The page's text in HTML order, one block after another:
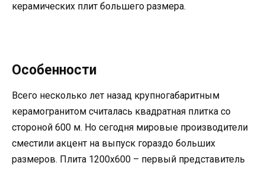
керамических плит большего размера.
Особенности
Всего несколько лет назад крупногабаритным
керамогранитом считалась квадратная плитка со
стороной 600 м. Но сегодня мировые производители
сместили акцент на выпуск гораздо больших
размеров. Плита 1200х600 – первый представитель